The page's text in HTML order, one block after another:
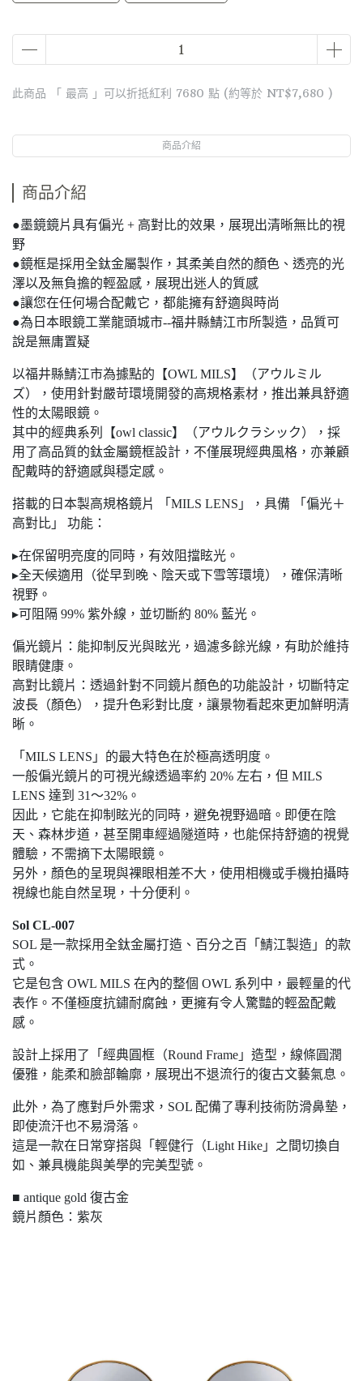
此商品 「 最高 」可以折抵紅利 7680 點 (約等於 NT$7,680 )
商品介紹
商品介紹
●墨鏡鏡片具有偏光 + 高對比的效果，展現出清晰無比的視
野
●鏡框是採用全鈦金屬製作，其柔美自然的顏色、透亮的光
澤以及無負擔的輕盈感，展現出迷人的質感
●讓您在任何場合配戴它，都能擁有舒適與時尚
●為日本眼鏡工業龍頭城市--福井縣鯖江市所製造，品質可
說是無庸置疑
以福井縣鯖江市為據點的【OWL MILS】（アウルミル
ズ），使用針對嚴苛環境開發的高規格素材，推出兼具舒適
性的太陽眼鏡。
其中的經典系列【owl classic】（アウルクラシック），採
用了高品質的鈦金屬鏡框設計，不僅展現經典風格，亦兼顧
配戴時的舒適感與穩定感。
搭載的日本製高規格鏡片 「MILS LENS」，具備 「偏光＋
高對比」 功能：
▸在保留明亮度的同時，有效阻擋眩光。
▸全天候適用（從早到晚、陰天或下雪等環境），確保清晰
視野。
▸可阻隔 99% 紫外線，並切斷約 80% 藍光。
偏光鏡片：能抑制反光與眩光，過濾多餘光線，有助於維持
眼睛健康。
高對比鏡片：透過針對不同鏡片顏色的功能設計，切斷特定
波長（顏色），提升色彩對比度，讓景物看起來更加鮮明清
晰。
「MILS LENS」的最大特色在於極高透明度。
一般偏光鏡片的可視光線透過率約 20% 左右，但 MILS
LENS 達到 31～32%。
因此，它能在抑制眩光的同時，避免視野過暗。即便在陰
天、森林步道，甚至開車經過隧道時，也能保持舒適的視覺
體驗，不需摘下太陽眼鏡。
另外，顏色的呈現與裸眼相差不大，使用相機或手機拍攝時
視線也能自然呈現，十分便利。
Sol CL-007
SOL 是一款採用全鈦金屬打造、百分之百「鯖江製造」的款
式。
它是包含 OWL MILS 在內的整個 OWL 系列中，最輕量的代
表作。不僅極度抗鏽耐腐蝕，更擁有令人驚豔的輕盈配戴
感。
設計上採用了「經典圓框（Round Frame」造型，線條圓潤
優雅，能柔和臉部輪廓，展現出不退流行的復古文藝氣息。
此外，為了應對戶外需求，SOL 配備了專利技術防滑鼻墊，
即使流汗也不易滑落。
這是一款在日常穿搭與「輕健行（Light Hike」之間切換自
如、兼具機能與美學的完美型號。
■ antique gold 復古金
鏡片顏色：紫灰